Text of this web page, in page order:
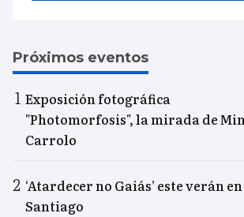
Próximos eventos
Exposición fotográfica
"Photomorfosis", la mirada de
Carrolo
‘Atardecer no Gaiás’ este verán en
Santiago